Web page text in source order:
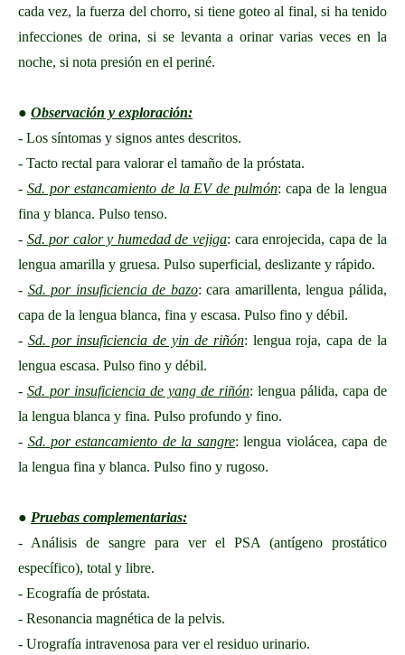
cada vez, la fuerza del chorro, si tiene goteo al final, si ha tenido
infecciones de orina, si se levanta a orinar varias veces en la
noche, si nota presión en el periné.
● Observación y exploración:
- Los síntomas y signos antes descritos.
- Tacto rectal para valorar el tamaño de la próstata.
- Sd. por estancamiento de la EV de pulmón: capa de la lengua
fina y blanca. Pulso tenso.
- Sd. por calor y humedad de vejiga: cara enrojecida, capa de la
lengua amarilla y gruesa. Pulso superficial, deslizante y rápido.
- Sd. por insuficiencia de bazo: cara amarillenta, lengua pálida,
capa de la lengua blanca, fina y escasa. Pulso fino y débil.
- Sd. por insuficiencia de yin de riñón: lengua roja, capa de la
lengua escasa. Pulso fino y débil.
- Sd. por insuficiencia de yang de riñón: lengua pálida, capa de
la lengua blanca y fina. Pulso profundo y fino.
- Sd. por estancamiento de la sangre: lengua violácea, capa de
la lengua fina y blanca. Pulso fino y rugoso.
● Pruebas complementarias:
- Análisis de sangre para ver el PSA (antígeno prostático
específico), total y libre.
- Ecografía de próstata.
- Resonancia magnética de la pelvis.
- Urografía intravenosa para ver el residuo urinario.